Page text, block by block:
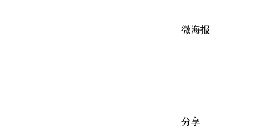
微海报
分享